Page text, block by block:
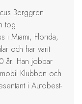
Berggren
tog
i Miami, Florida,
och har varit
år. Han jobbar
Klubben och
i Autobest-